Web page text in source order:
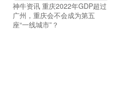
神牛资讯 重庆2022年GDP超过
广州，重庆会不会成为第五
座“一线城市”？